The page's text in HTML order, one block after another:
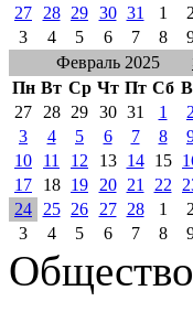
27
28 29 30 31 1
2
3
4 5 6 7 8
Февраль 2025
Пн Вт Ср Чт Пт Сб
27
28 29 30 31 1
2
3
4 5 6 7 8
10
11 12 13 14 15
17
18 19 20 21 22
24
25 26 27 28 1
2
3
4 5 6 7 8
Общество